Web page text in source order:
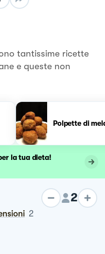
tantissime ricette
e queste non
Polpette di
la tua dieta!
2
2